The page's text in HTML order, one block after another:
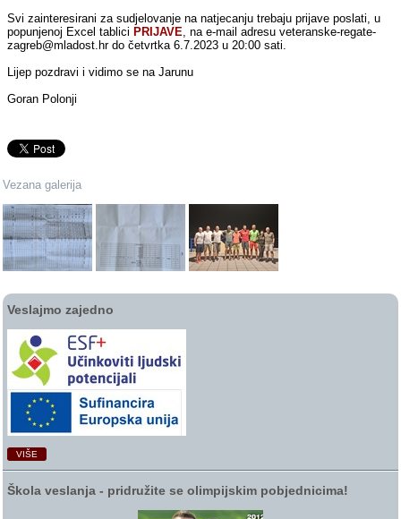
Svi zainteresirani za sudjelovanje na natjecanju trebaju prijave poslati, u
popunjenoj Excel tablici PRIJAVE, na e-mail adresu veteranske-regate-
zagreb@mladost.hr do četvrtka 6.7.2023 u 20:00 sati.
Lijep pozdravi i vidimo se na Jarunu
Goran Polonji
Vezana galerija
Veslajmo zajedno
VIŠE
Škola veslanja ‑ pridružite se olimpijskim pobjednicima!